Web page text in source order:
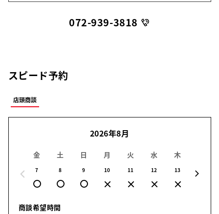
072-939-3818
スピード予約
店頭商談
2026年8月
金
7
土
8
日
9
月
10
火
11
水
12
木
13
商談希望時間